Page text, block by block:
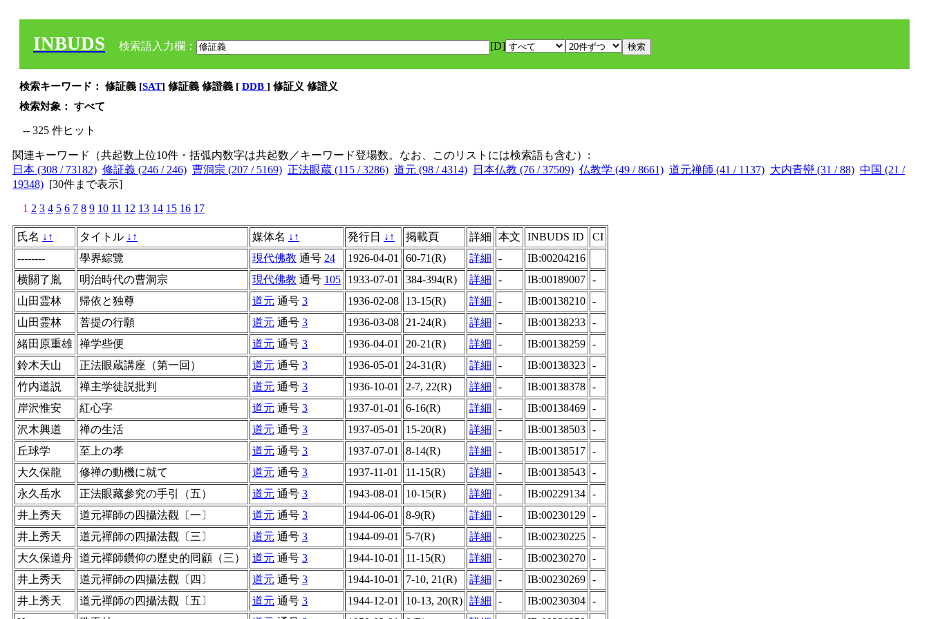
INBUDS 検索語入力欄： [D]
検索キーワード： 修証義 [SAT] 修証義 修證義 [ DDB ] 修証义 修證义
検索対象： すべて
-- 325 件ヒット
関連キーワード（共起数上位10件・括弧内数字は共起数／キーワード登場数。なお、このリストには検索語も含む）:
日本 (308 / 73182) 修証義 (246 / 246) 曹洞宗 (207 / 5169) 正法眼蔵 (115 / 3286) 道元 (98 / 4314) 日本仏教 (76 / 37509) 仏教学 (49 / 8661) 道元禅師 (41 / 1137) 大内青巒 (31 / 88) 中国 (21 /
19348) [30件まで表示]
1 2 3 4 5 6 7 8 9 10 11 12 13 14 15 16 17
氏名 ↓ ↑ タイトル ↓ ↑ 媒体名 ↓ ↑ 発行日 ↓ ↑ 掲載頁 詳細 本文 INBUDS ID
CI
--------
學界綜覽 現代佛教 通号 24 1926-04-01 60-71(R) 詳細 -
IB:00204216
横關了胤
明治時代の曹洞宗 現代佛教 通号 105 1933-07-01 384-394(R) 詳細 - IB:00189007 -
山田霊林
帰依と独尊 道元 通号 3 1936-02-08 13-15(R) 詳細 - IB:00138210 -
山田霊林
菩提の行願 道元 通号 3 1936-03-08 21-24(R) 詳細 - IB:00138233 -
緒田原重雄 禅学些便 道元 通号 3 1936-04-01 20-21(R) 詳細 - IB:00138259 -
鈴木天山
正法眼蔵講座（第一回） 道元 通号 3 1936-05-01 24-31(R) 詳細 - IB:00138323 -
竹内道説
禅主学徒説批判 道元 通号 3 1936-10-01 2-7, 22(R) 詳細 - IB:00138378 -
岸沢惟安
紅心字 道元 通号 3 1937-01-01 6-16(R) 詳細 - IB:00138469 -
沢木興道
禅の生活 道元 通号 3 1937-05-01 15-20(R) 詳細 - IB:00138503 -
丘球学
至上の孝 道元 通号 3 1937-07-01 8-14(R) 詳細 - IB:00138517 -
大久保龍
修禅の動機に就て 道元 通号 3 1937-11-01 11-15(R) 詳細 - IB:00138543 -
永久岳水
正法眼藏參究の手引（五） 道元 通号 3 1943-08-01 10-15(R) 詳細 - IB:00229134 -
井上秀天
道元禪師の四攝法觀〔一〕 道元 通号 3 1944-06-01 8-9(R) 詳細 - IB:00230129 -
井上秀天
道元禪師の四攝法觀〔三〕 道元 通号 3 1944-09-01 5-7(R) 詳細 - IB:00230225 -
大久保道舟 道元禪師鑽仰の歷史的囘顧（三） 道元 通号 3 1944-10-01 11-15(R) 詳細 - IB:00230270 -
井上秀天
道元禪師の四攝法觀〔四〕 道元 通号 3 1944-10-01 7-10, 21(R) 詳細 - IB:00230269 -
井上秀天
道元禪師の四攝法觀〔五〕 道元 通号 3 1944-12-01 10-13, 20(R) 詳細 - IB:00230304 -